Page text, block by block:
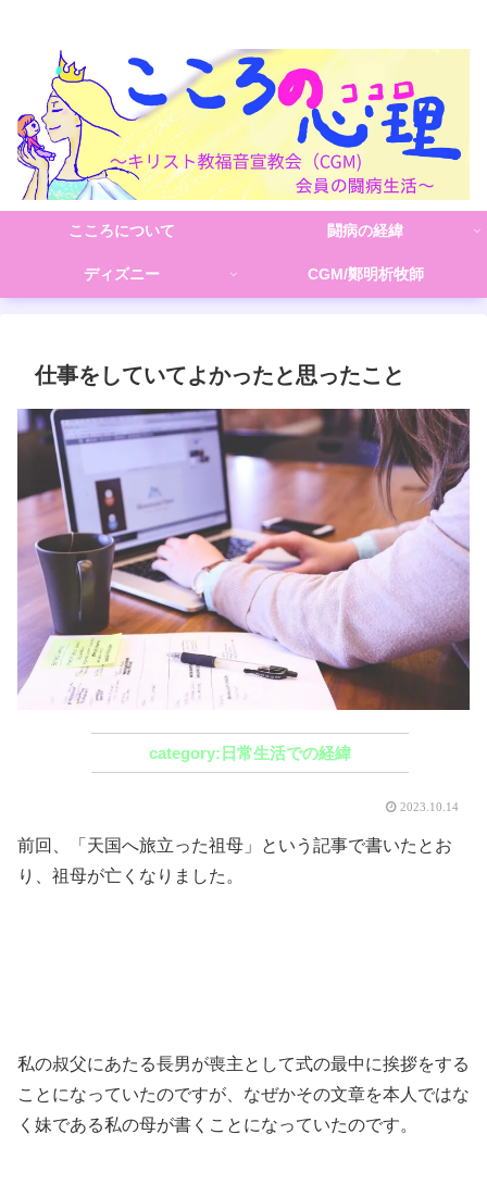
こころについて 闘病の経緯
ディズニー CGM/鄭明析牧師
仕事をしていてよかったと思ったこと
日常生活での経緯
2023.10.14
前回、「天国へ旅立った祖母」という記事で書いたとお
り、祖母が亡くなりました。
私の叔父にあたる長男が喪主として式の最中に挨拶をする
ことになっていたのですが、なぜかその文章を本人ではな
く妹である私の母が書くことになっていたのです。